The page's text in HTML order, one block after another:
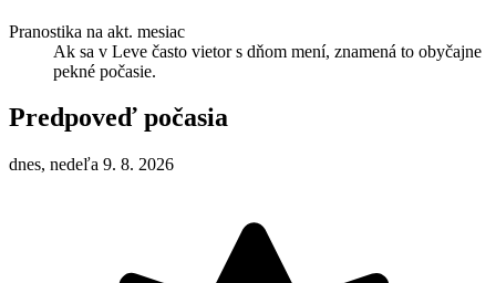
Pranostika na akt. mesiac
Ak sa v Leve často vietor s dňom mení, znamená to obyčajne
pekné počasie.
Predpoveď počasia
dnes, nedeľa 9. 8. 2026